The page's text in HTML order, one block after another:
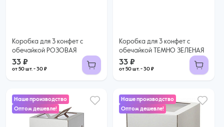
Коробка для 3 конфет с
обечайкой РОЗОВАЯ
33 ₽
от 50 шт. - 30 ₽
Коробка для 3 конфет с
обечайкой ТЕМНО ЗЕЛЕНАЯ
33 ₽
от 50 шт. - 30 ₽
Наше производство
Оптом дешевле!
Наше производство
Оптом дешевле!